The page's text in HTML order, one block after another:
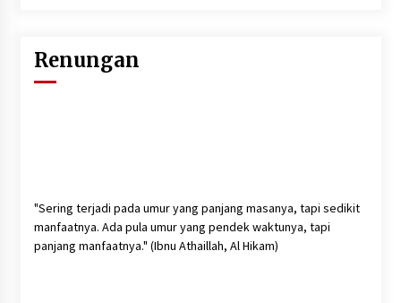
Renungan
"Sering terjadi pada umur yang panjang masanya, tapi sedikit
manfaatnya. Ada pula umur yang pendek waktunya, tapi
panjang manfaatnya." (Ibnu Athaillah, Al Hikam)